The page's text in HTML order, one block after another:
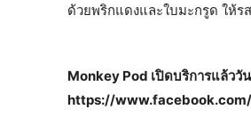
ด้วยพริกแดงและใบมะกรูด ให้
Monkey Pod เปิดบริการแล้ววั
https://